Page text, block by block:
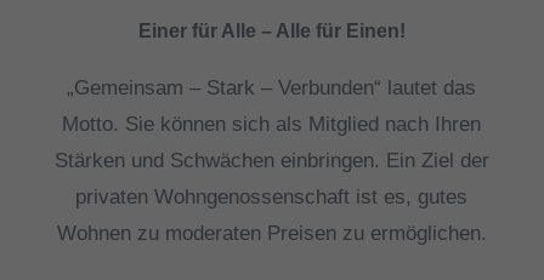
Einer für Alle – Alle für Einen!
„Gemeinsam – Stark – Verbunden“ lautet das
Motto. Sie können sich als Mitglied nach Ihren
Stärken und Schwächen einbringen. Ein Ziel der
privaten Wohngenossenschaft ist es, gutes
Wohnen zu moderaten Preisen zu ermöglichen.